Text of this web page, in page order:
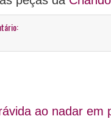
ao nadar em